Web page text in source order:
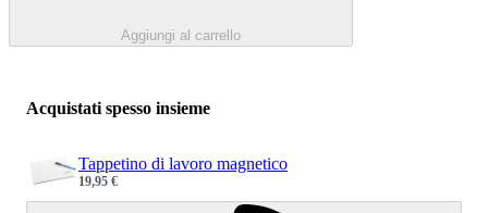
Aggiungi al carrello
Acquistati spesso insieme
Tappetino di lavoro magnetico
Sale price
19,95 €